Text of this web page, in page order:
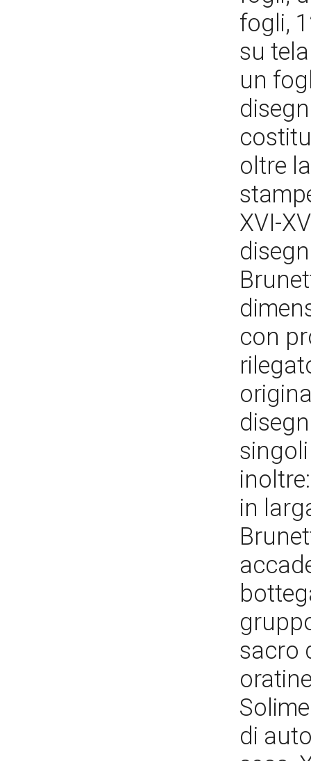
fogli,
su
un
oltre
XVI-
con
in
sacro
di